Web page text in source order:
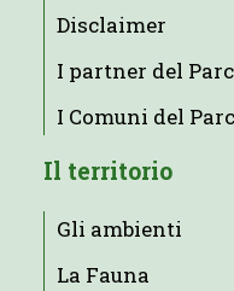
Disclaimer
I partner del
I Comuni del
Il territorio
Gli ambienti
La Fauna